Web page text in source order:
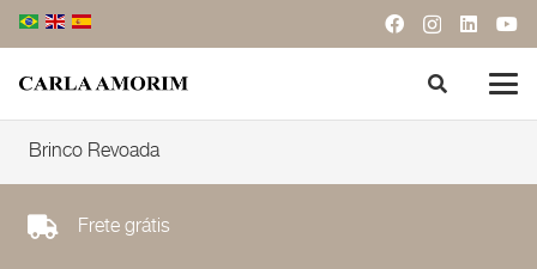
Brinco Revoada
Frete grátis